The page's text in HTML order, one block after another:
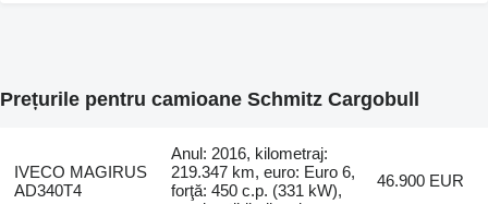
Prețurile pentru camioane Schmitz Cargobull
IVECO MAGIRUS
AD340T4
Anul: 2016, kilometraj:
219.347 km, euro: Euro 6,
forţă: 450 c.p. (331 kW),
46.900 EUR